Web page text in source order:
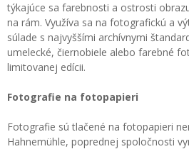
týkajúce sa farebnosti a ostrosti
na rám. Využíva sa na fotografickú a
súlade s najvyššími archívnymi
umelecké, čiernobiele alebo farebné
limitovanej edícii.
Fotografie na fotopapieri
Fotografie sú tlačené na fotopapieri
Hahnemühle, poprednej spoločnosti